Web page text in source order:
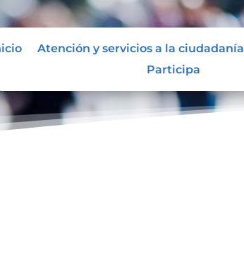
Atención y servicios a la ciudadanía
Participa
Nombre